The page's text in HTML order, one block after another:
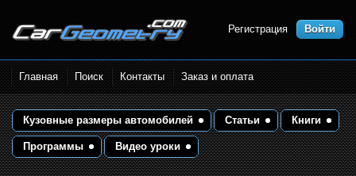
Размеры кузова автомобилей.
Контрольные точки и кузовные
размеры. Геометрия кузова
Регистрация Войти
Главная Поиск Контакты Заказ и оплата
Кузовные размеры автомобилей Статьи Книги
Программы Видео уроки